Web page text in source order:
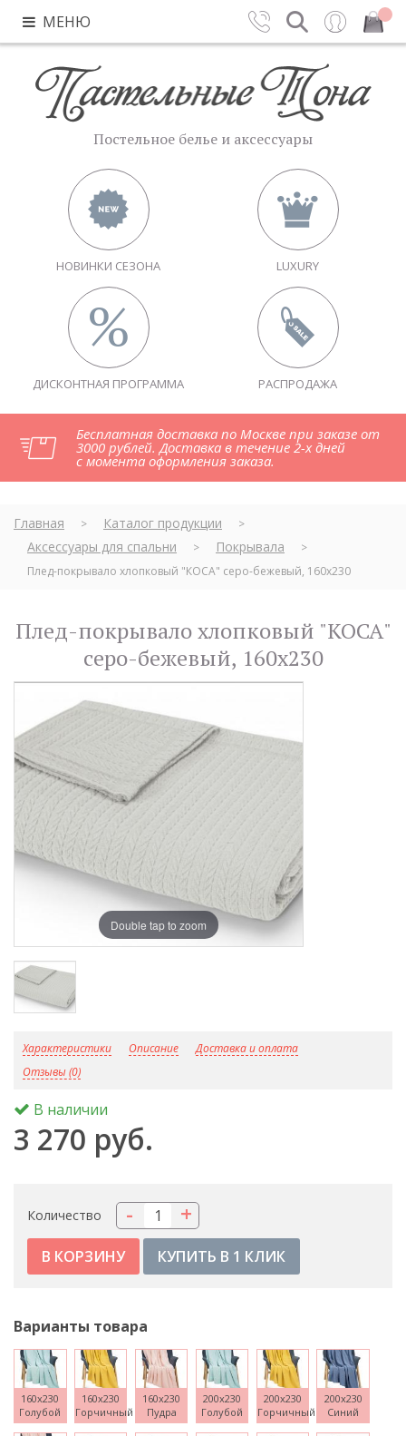
МЕНЮ Вход Закрыть
Постельное белье и аксессуары
НОВИНКИ СЕЗОНА LUXURY
ДИСКОНТНАЯ ПРОГРАММА РАСПРОДАЖА
Бесплатная доставка по Москве при заказе от
3000 рублей. Доставка в течение 2-х дней
с момента оформления заказа.
Главная > Каталог продукции >
Аксессуары для спальни > Покрывала
>
Плед-покрывало хлопковый "КОСА" серо-бежевый, 160х230
Плед-покрывало хлопковый "КОСА"
серо-бежевый, 160х230
Double tap to zoom
Характеристики Описание
Доставка и оплата
Отзывы (0)
В наличии
3 270 руб.
Количество +
-
КУПИТЬ В 1 КЛИК
Варианты товара
160x230
Голубой
160x230
Горчичный
160x230
Пудра
200x230
Голубой
200x230
Горчичный
200x230
Синий